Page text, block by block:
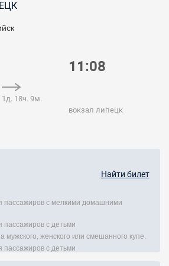
1д. 18ч. 9м.
11:08
вокзал липецк
Найти билет
пассажиров с мелкими домашними
пассажиров с детьми
женского или смешанного купе.
пассажиров с детьми